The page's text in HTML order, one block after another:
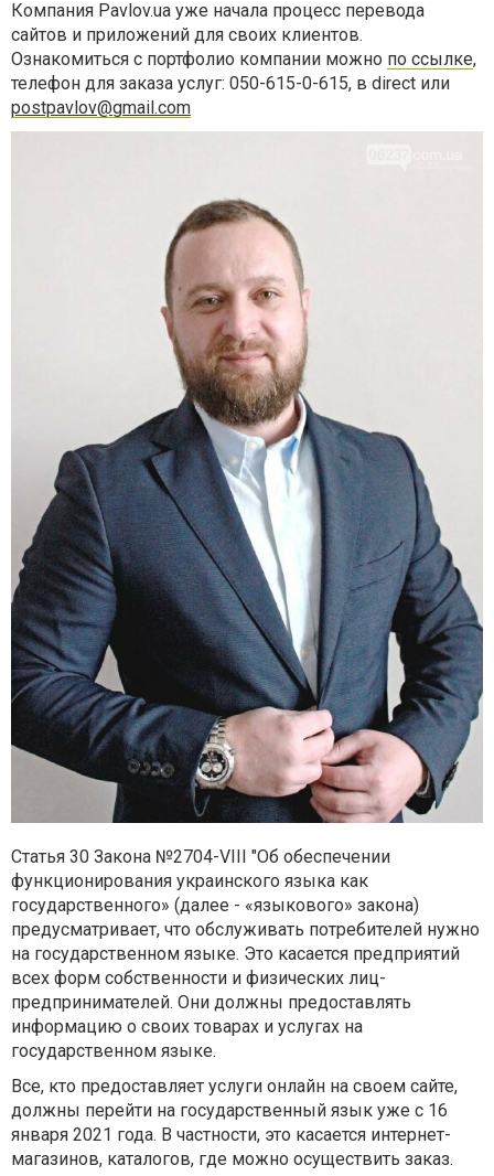
Компания Pavlov.ua уже начала процесс перевода
сайтов и приложений для своих клиентов.
Ознакомиться с портфолио компании можно по ссылке,
телефон для заказа услуг: 050-615-0-615, в direct или
postpavlov@gmail.com
Статья 30 Закона №2704-VIII "Об обеспечении
функционирования украинского языка как
государственного» (далее - «языкового» закона)
предусматривает, что обслуживать потребителей нужно
на государственном языке. Это касается предприятий
всех форм собственности и физических лиц-
предпринимателей. Они должны предоставлять
информацию о своих товарах и услугах на
государственном языке.
Все, кто предоставляет услуги онлайн на своем сайте,
должны перейти на государственный язык уже с 16
января 2021 года. В частности, это касается интернет-
магазинов, каталогов, где можно осуществить заказ.